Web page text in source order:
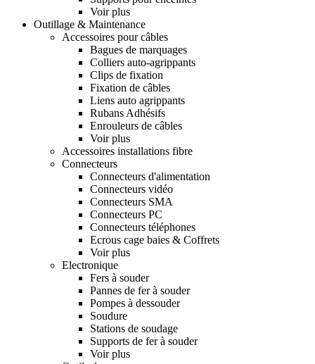
Voir plus
Outillage & Maintenance
Accessoires pour câbles
Bagues de marquages
Colliers auto-agrippants
Clips de fixation
Fixation de câbles
Liens auto agrippants
Rubans Adhésifs
Enrouleurs de câbles
Voir plus
Accessoires installations fibre
Connecteurs
Connecteurs d'alimentation
Connecteurs vidéo
Connecteurs SMA
Connecteurs PC
Connecteurs téléphones
Ecrous cage baies & Coffrets
Voir plus
Electronique
Fers à souder
Pannes de fer à souder
Pompes à dessouder
Soudure
Stations de soudage
Supports de fer à souder
Voir plus